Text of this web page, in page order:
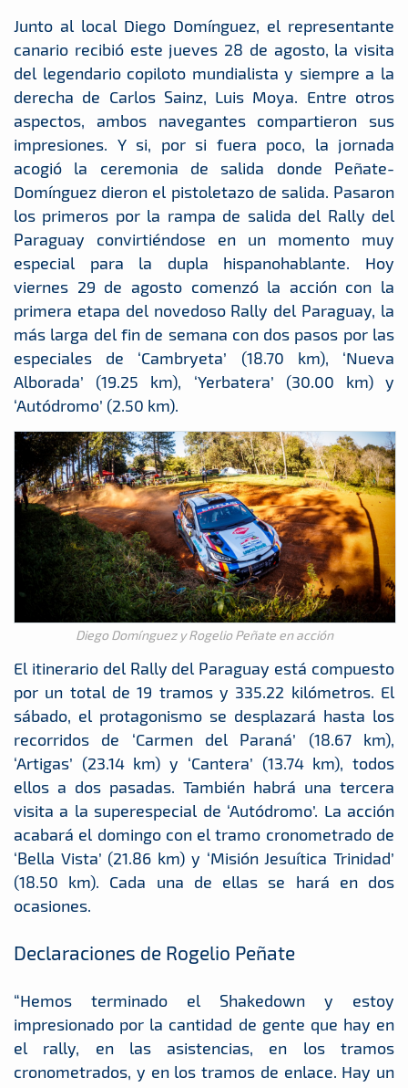
Junto al local Diego Domínguez, el representante
canario recibió este jueves 28 de agosto, la visita
del legendario copiloto mundialista y siempre a la
derecha de Carlos Sainz, Luis Moya. Entre otros
aspectos, ambos navegantes compartieron sus
impresiones. Y si, por si fuera poco, la jornada
acogió la ceremonia de salida donde Peñate-
Domínguez dieron el pistoletazo de salida. Pasaron
los primeros por la rampa de salida del Rally del
Paraguay convirtiéndose en un momento muy
especial para la dupla hispanohablante. Hoy
viernes 29 de agosto comenzó la acción con la
primera etapa del novedoso Rally del Paraguay, la
más larga del fin de semana con dos pasos por las
especiales de ‘Cambryeta’ (18.70 km), ‘Nueva
Alborada’ (19.25 km), ‘Yerbatera’ (30.00 km) y
‘Autódromo’ (2.50 km).
Diego Domínguez y Rogelio Peñate en acción
El itinerario del Rally del Paraguay está compuesto
por un total de 19 tramos y 335.22 kilómetros. El
sábado, el protagonismo se desplazará hasta los
recorridos de ‘Carmen del Paraná’ (18.67 km),
‘Artigas’ (23.14 km) y ‘Cantera’ (13.74 km), todos
ellos a dos pasadas. También habrá una tercera
visita a la superespecial de ‘Autódromo’. La acción
acabará el domingo con el tramo cronometrado de
‘Bella Vista’ (21.86 km) y ‘Misión Jesuítica Trinidad’
(18.50 km). Cada una de ellas se hará en dos
ocasiones.
Declaraciones de Rogelio Peñate
“Hemos terminado el Shakedown y estoy
impresionado por la cantidad de gente que hay en
el rally, en las asistencias, en los tramos
cronometrados, y en los tramos de enlace. Hay un